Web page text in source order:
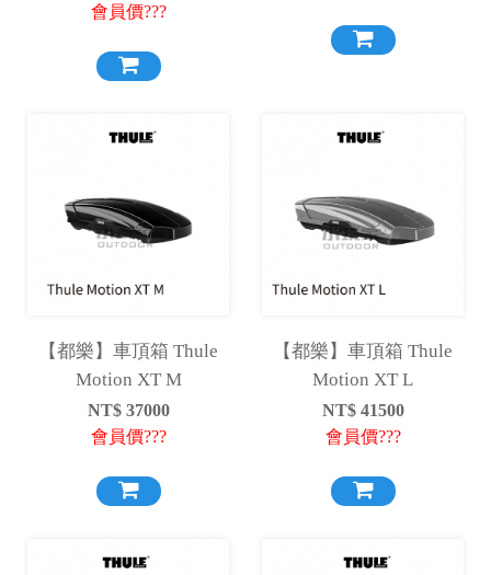
會員價???
【都樂】車頂箱 Thule
Motion XT M
NT$ 37000
會員價???
【都樂】車頂箱 Thule
Motion XT L
NT$ 41500
會員價???